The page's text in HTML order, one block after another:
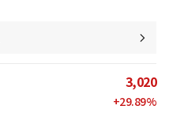
3,020
+29.89%